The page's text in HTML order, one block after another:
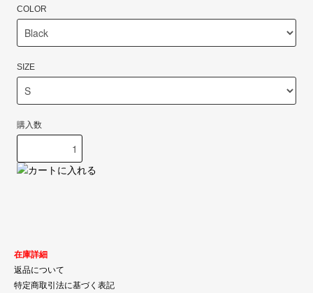
COLOR
SIZE
購入数
在庫詳細
返品について
特定商取引法に基づく表記